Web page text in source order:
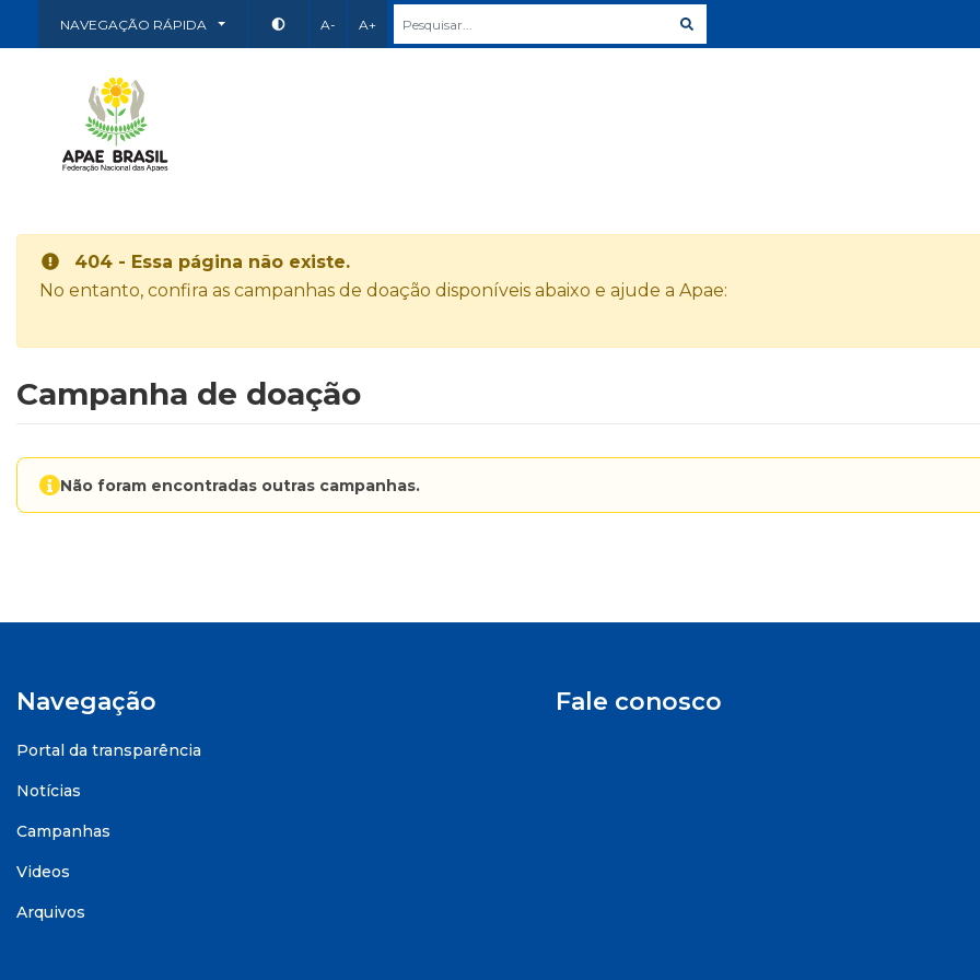
NAVEGAÇÃO RÁPIDA A- A+
404 - Essa página não existe.
No entanto, confira as campanhas de doação disponíveis abaixo e ajude a Apae:
Campanha de doação
Não foram encontradas outras campanhas.
Navegação
Portal da transparência
Notícias
Campanhas
Videos
Arquivos
Fale conosco